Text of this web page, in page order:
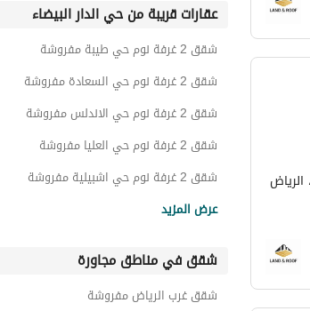
عقارات قريبة من حي الدار البيضاء
شقق 2 غرفة نوم حي طيبة مفروشة
شقق 2 غرفة نوم حي السعادة مفروشة
شقق 2 غرفة نوم حي الاندلس مفروشة
شقق 2 غرفة نوم حي العليا مفروشة
شقق 2 غرفة نوم حي اشبيلية مفروشة
شقق 2 غرفة نوم حي المصيف مفروشة
شقق 2 غرفة نوم حي قرطبة مفروشة
عرض المزيد
شقق في مناطق مجاورة
شقق غرب الرياض مفروشة